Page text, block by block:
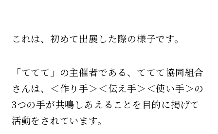
これは、初めて出展した際の様子です。
「ててて」の主催者である、ててて協同組合
さんは、＜作り手＞＜伝え手＞＜使い手＞の
3つの⼿が共鳴しあえることを⽬的に掲げて
活動をされています。